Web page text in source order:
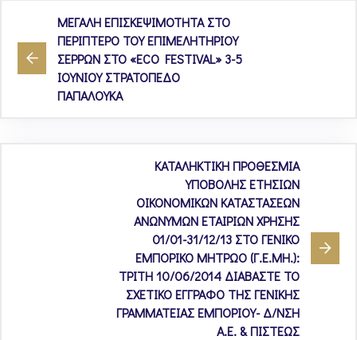
ΜΕΓΑΛΗ ΕΠΙΣΚΕΨΙΜΟΤΗΤΑ ΣΤΟ
ΠΕΡΙΠΤΕΡΟ ΤΟΥ ΕΠΙΜΕΛΗΤΗΡΙΟΥ
ΣΕΡΡΩΝ ΣΤΟ «ECO FESTIVAL» 3-5
ΙΟΥΝΙΟΥ ΣΤΡΑΤΟΠΕΔΟ
ΠΑΠΑΛΟΥΚΑ
ΚΑΤΑΛΗΚΤΙΚΗ ΠΡΟΘΕΣΜΙΑ
ΥΠΟΒΟΛΗΣ ΕΤΗΣΙΩΝ
ΟΙΚΟΝΟΜΙΚΩΝ ΚΑΤΑΣΤΑΣΕΩΝ
ΑΝΩΝΥΜΩΝ ΕΤΑΙΡΙΩΝ ΧΡΗΣΗΣ
01/01-31/12/13 ΣΤΟ ΓΕΝΙΚΟ
ΕΜΠΟΡΙΚΟ ΜΗΤΡΩΟ (Γ.Ε.ΜΗ.):
ΤΡΙΤΗ 10/06/2014 ΔΙΑΒΑΣΤΕ ΤΟ
ΣΧΕΤΙΚΟ ΕΓΓΡΑΦΟ ΤΗΣ ΓΕΝΙΚΗΣ
ΓΡΑΜΜΑΤΕΙΑΣ ΕΜΠΟΡΙΟΥ- Δ/ΝΣΗ
Α.Ε. & ΠΙΣΤΕΩΣ